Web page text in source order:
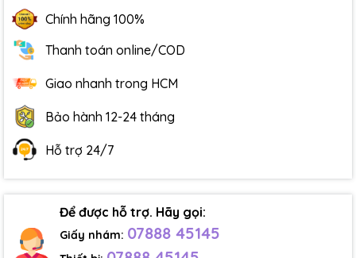
Chính hãng 100%
Thanh toán online/COD
Giao nhanh trong HCM
Bảo hành 12-24 tháng
Hỗ trợ 24/7
Để được hỗ trợ. Hãy gọi:
Giấy nhám: 07888 45145